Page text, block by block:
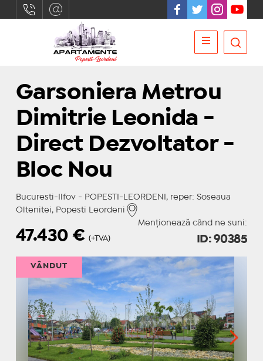
Garsoniera Metrou
Dimitrie Leonida -
Direct Dezvoltator -
Bloc Nou
Bucuresti-Ilfov - POPESTI-LEORDENI, reper: Soseaua
Oltenitei, Popesti Leordeni
Menționează când ne suni:
47.430€ (+TVA) ID: 90385
VÂNDUT